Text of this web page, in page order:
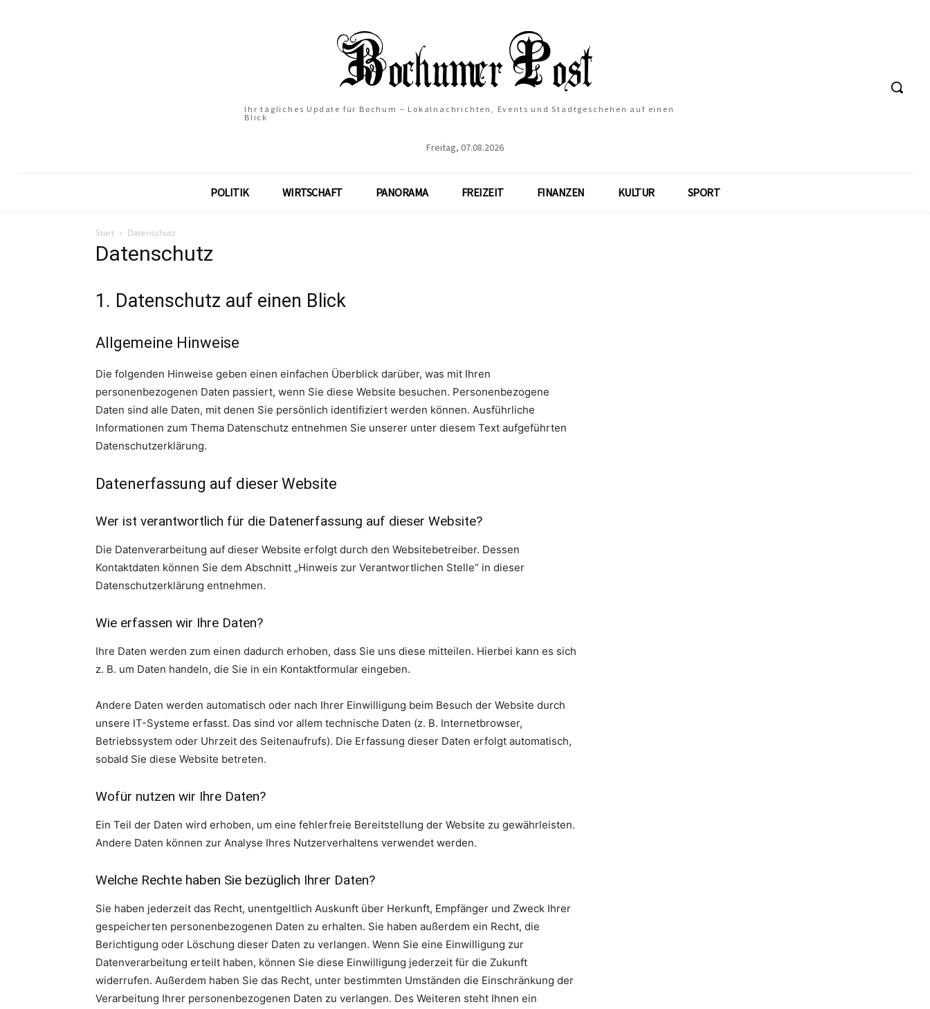
Ihr tägliches Update für Bochum – Lokalnachrichten, Events und Stadtgeschehen auf einen
Blick
Freitag, 07.08.2026
POLITIK WIRTSCHAFT PANORAMA FREIZEIT FINANZEN KULTUR SPORT
Start Datenschutz
Datenschutz
1. Datenschutz auf einen Blick
Allgemeine Hinweise
Die folgenden Hinweise geben einen einfachen Überblick darüber, was mit Ihren
personenbezogenen Daten passiert, wenn Sie diese Website besuchen. Personenbezogene
Daten sind alle Daten, mit denen Sie persönlich identifiziert werden können. Ausführliche
Informationen zum Thema Datenschutz entnehmen Sie unserer unter diesem Text aufgeführten
Datenschutzerklärung.
Datenerfassung auf dieser Website
Wer ist verantwortlich für die Datenerfassung auf dieser Website?
Die Datenverarbeitung auf dieser Website erfolgt durch den Websitebetreiber. Dessen
Kontaktdaten können Sie dem Abschnitt „Hinweis zur Verantwortlichen Stelle“ in dieser
Datenschutzerklärung entnehmen.
Wie erfassen wir Ihre Daten?
Ihre Daten werden zum einen dadurch erhoben, dass Sie uns diese mitteilen. Hierbei kann es sich
z. B. um Daten handeln, die Sie in ein Kontaktformular eingeben.
Andere Daten werden automatisch oder nach Ihrer Einwilligung beim Besuch der Website durch
unsere IT-Systeme erfasst. Das sind vor allem technische Daten (z. B. Internetbrowser,
Betriebssystem oder Uhrzeit des Seitenaufrufs). Die Erfassung dieser Daten erfolgt automatisch,
sobald Sie diese Website betreten.
Wofür nutzen wir Ihre Daten?
Ein Teil der Daten wird erhoben, um eine fehlerfreie Bereitstellung der Website zu gewährleisten.
Andere Daten können zur Analyse Ihres Nutzerverhaltens verwendet werden.
Welche Rechte haben Sie bezüglich Ihrer Daten?
Sie haben jederzeit das Recht, unentgeltlich Auskunft über Herkunft, Empfänger und Zweck Ihrer
gespeicherten personenbezogenen Daten zu erhalten. Sie haben außerdem ein Recht, die
Berichtigung oder Löschung dieser Daten zu verlangen. Wenn Sie eine Einwilligung zur
Datenverarbeitung erteilt haben, können Sie diese Einwilligung jederzeit für die Zukunft
widerrufen. Außerdem haben Sie das Recht, unter bestimmten Umständen die Einschränkung der
Verarbeitung Ihrer personenbezogenen Daten zu verlangen. Des Weiteren steht Ihnen ein